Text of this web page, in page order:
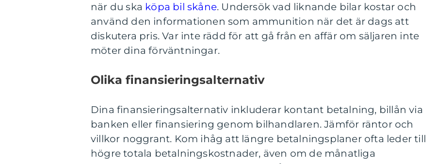
när du ska köpa bil skåne. Undersök vad liknande bilar kostar och
använd den informationen som ammunition när det är dags att
diskutera pris. Var inte rädd för att gå från en affär om säljaren inte
möter dina förväntningar.
Olika finansieringsalternativ
Dina finansieringsalternativ inkluderar kontant betalning, billån via
banken eller finansiering genom bilhandlaren. Jämför räntor och
villkor noggrant. Kom ihåg att längre betalningsplaner ofta leder till
högre totala betalningskostnader, även om de månatliga